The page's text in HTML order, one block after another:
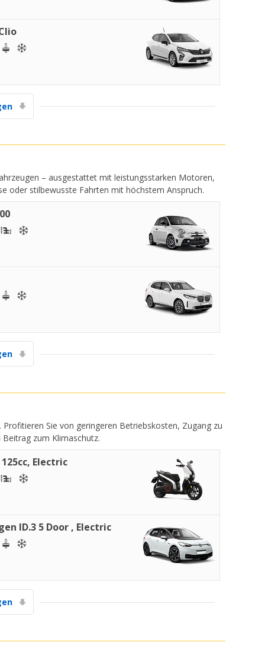
– ausgestattet mit leistungsstarken Motoren,
oder stilbewusste Fahrten mit höchstem Anspruch.
Sie von geringeren Betriebskosten, Zugang zu
zum Klimaschutz.
Electric
ID.3 5 Door , Electric